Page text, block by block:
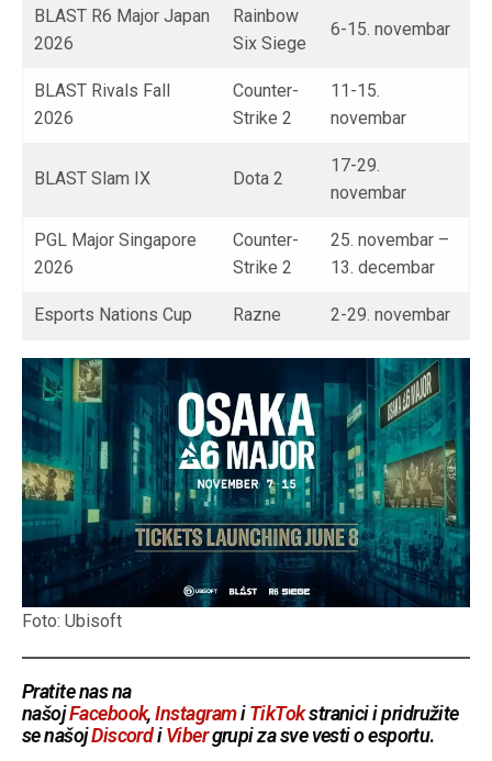
BLAST R6 Major Japan
2026
Rainbow
Six Siege
6-15. novembar
BLAST Rivals Fall
2026
Counter-
Strike 2
11-15.
novembar
BLAST Slam IX Dota 2
17-29.
novembar
PGL Major Singapore
2026
Counter-
Strike 2
25. novembar –
13. decembar
Esports Nations Cup Razne 2-29. novembar
Foto: Ubisoft
Pratite nas na
našojFacebook,InstagramiTikTokstranici i pridružite
se našojDiscordiVibergrupi za sve vesti o esportu.